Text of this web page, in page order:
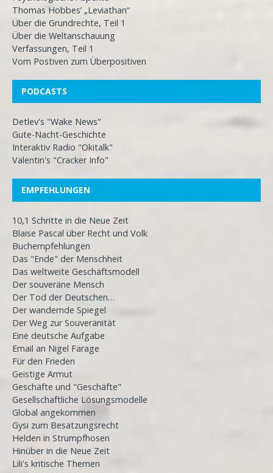
Thomas Hobbes’ „Leviathan“
Über die Grundrechte, Teil 1
Über die Weltanschauung
Verfassungen, Teil 1
Vom Postiven zum Überpositiven
PODCASTS
Detlev's "Wake News"
Gute-Nacht-Geschichte
Interaktiv Radio "Okitalk"
Valentin's "Cracker Info"
EMPFEHLUNGEN
10,1 Schritte in die Neue Zeit
Blaise Pascal über Recht und Volk
Buchempfehlungen
Das "Ende" der Menschheit
Das weltweite Geschäftsmodell
Der souveräne Mensch
Der Tod der Deutschen…
Der wandernde Spiegel
Der Weg zur Souveränität
Eine deutsche Aufgabe
Email an Nigel Farage
Für den Frieden
Geistige Armut
Geschäfte und "Geschäfte"
Gesellschaftliche Lösungsmodelle
Global angekommen
Gysi zum Besatzungsrecht
Helden in Strumpfhosen
Hinüber in die Neue Zeit
Lili's kritische Themen